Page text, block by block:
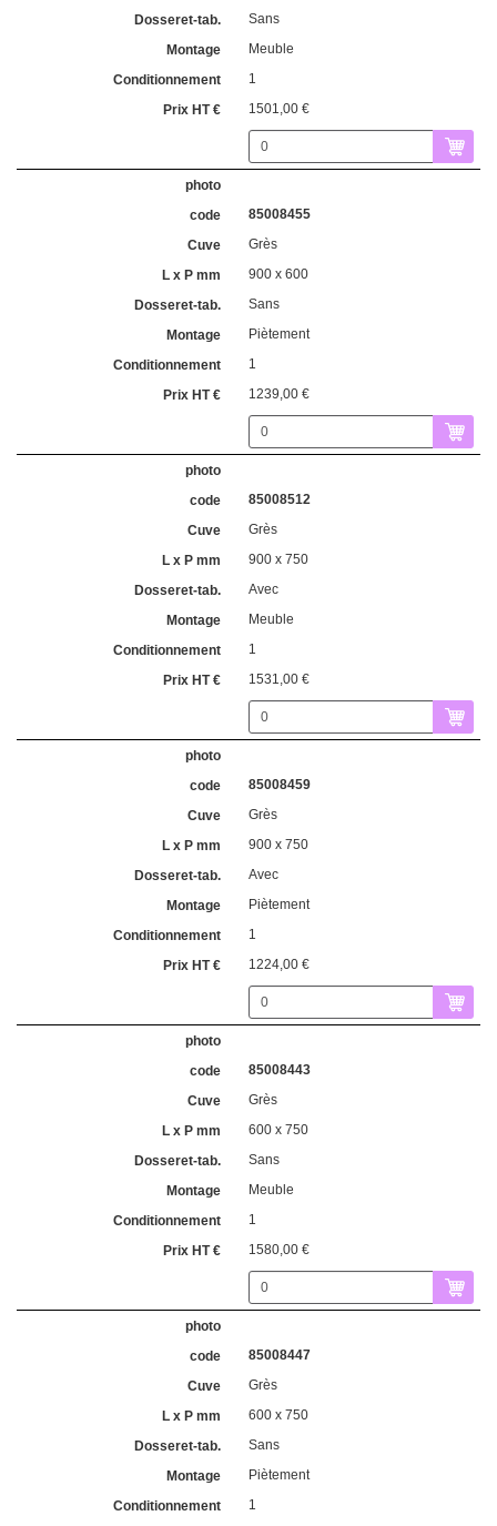
Sans
Meuble
1
1501,00 €
85008455
Grès
900 x 600
Sans
Piètement
1
1239,00 €
85008512
Grès
900 x 750
Avec
Meuble
1
1531,00 €
85008459
Grès
900 x 750
Avec
Piètement
1
1224,00 €
85008443
Grès
600 x 750
Sans
Meuble
1
1580,00 €
85008447
Grès
600 x 750
Sans
Piètement
1